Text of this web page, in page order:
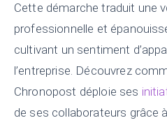
Cette démarche traduit une
professionnelle et
cultivant un sentiment
l’entreprise. Découvrez
Chronopost déploie ses
de ses collaborateurs grâce